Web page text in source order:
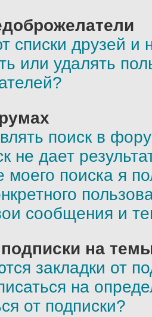
списки друзей и
или удалять
поиск в
не дает
моего поиска я
сообщения и
на
закладки от
на
от подписки?